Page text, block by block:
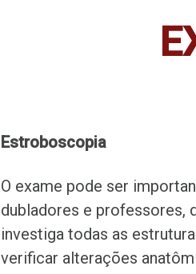
Estroboscopia
O exame pode ser
dubladores e professores,
investiga todas as
verificar alterações